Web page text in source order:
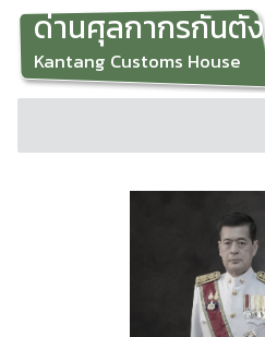
ด่านศุลกากรกันตัง
Kantang Customs House